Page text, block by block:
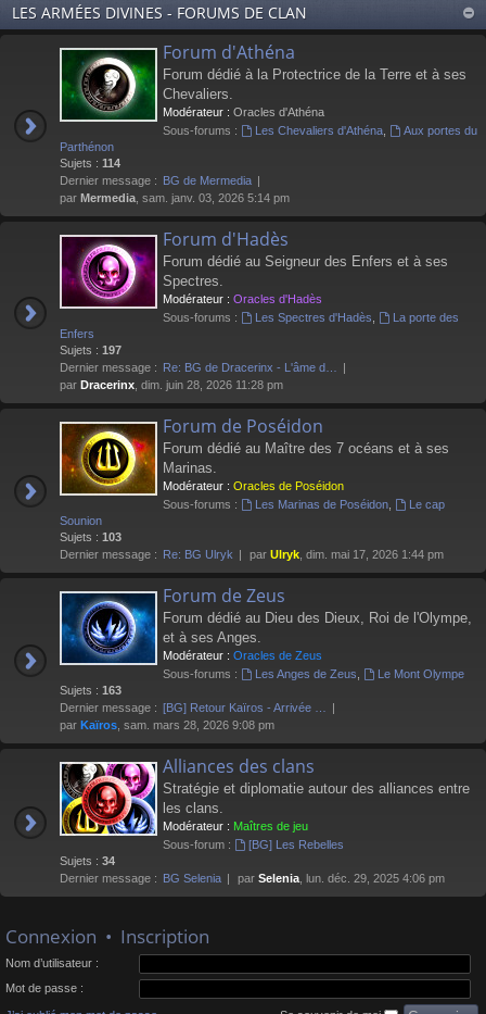
LES ARMÉES DIVINES - FORUMS DE CLAN
Forum d'Athéna
Forum dédié à la Protectrice de la Terre et à ses
Chevaliers.
Modérateur : Oracles d'Athéna
Sous-forums :
Les Chevaliers d'Athéna,
Aux portes du
Parthénon
Sujets : 114
Dernier message : BG de Mermedia
par Mermedia , sam. janv. 03, 2026 5:14 pm
Forum d'Hadès
Forum dédié au Seigneur des Enfers et à ses
Spectres.
Modérateur : Oracles d'Hadès
Sous-forums :
Les Spectres d'Hadès
La porte des
Enfers
Sujets : 197
Dernier message : Re: BG de Dracerinx - L'âme d…
par Dracerinx , dim. juin 28, 2026 11:28 pm
Forum de Poséidon
Forum dédié au Maître des 7 océans et à ses
Marinas.
Modérateur : Oracles de Poséidon
Sous-forums :
Les Marinas de Poséidon,
Le cap
Sounion
Sujets : 103
Dernier message : Re: BG Ulryk par Ulryk , dim. mai 17, 2026 1:44 pm
Forum de Zeus
Forum dédié au Dieu des Dieux, Roi de l'Olympe,
et à ses Anges.
Modérateur : Oracles de Zeus
Sous-forums :
Les Anges de Zeus
Le Mont Olympe
Sujets : 163
Dernier message : [BG] Retour Kaïros - Arrivée …
par Kaïros , sam. mars 28, 2026 9:08 pm
Alliances des clans
Stratégie et diplomatie autour des alliances entre
les clans.
Modérateur : Maîtres de jeu
Sous-forum :
[BG] Les Rebelles
Sujets : 34
Dernier message : BG Selenia par Selenia , lun. déc. 29, 2025 4:06 pm
Connexion • Inscription
Nom d’utilisateur :
Mot de passe :